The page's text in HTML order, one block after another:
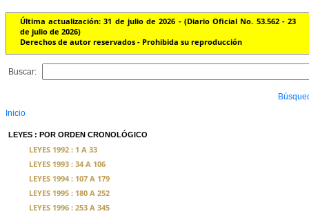
Última actualización: 31 de julio de 2026 - (Diario Oficial No. 53.562 - 23
de julio de 2026)
Derechos de autor reservados - Prohibida su reproducción
Buscar:
Inicio
LEYES : POR ORDEN CRONOLÓGICO
LEYES 1992 : 1 A 33
LEYES 1993 : 34 A 106
LEYES 1994 : 107 A 179
LEYES 1995 : 180 A 252
LEYES 1996 : 253 A 345